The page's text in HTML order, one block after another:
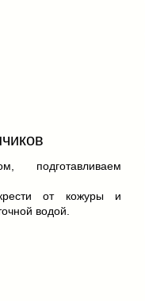
подготавливаем
от кожуры и
водой.